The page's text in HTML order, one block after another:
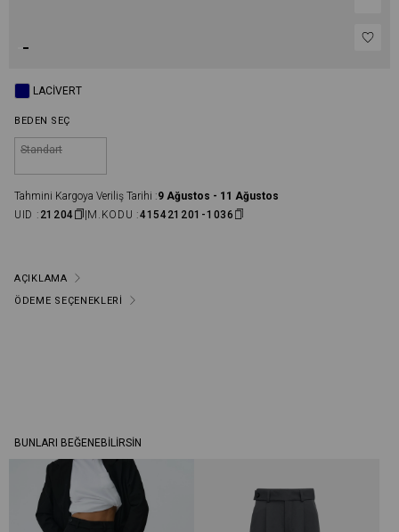
LACIVERT
BEDEN SEÇ
Standart
Tahmini Kargoya Veriliş Tarihi :9 Ağustos - 11 Ağustos
UID : 21204 M.KODU :415421201-1036
AÇIKLAMA
ÖDEME SEÇENEKLERI
BUNLARI BEĞENEBILIRSIN